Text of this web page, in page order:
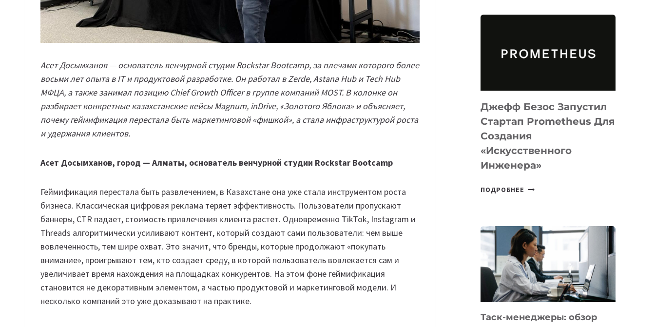
Асет Досымханов — основатель венчурной студии Rockstar Bootcamp, за плечами которого более
восьми лет опыта в IT и продуктовой разработке. Он работал в Zerde, Astana Hub и Tech Hub
МФЦА, а также занимал позицию Chief Growth Officer в группе компаний MOST. В колонке он
разбирает конкретные казахстанские кейсы Magnum, inDrive, «Золотого Яблока» и объясняет,
почему геймификация перестала быть маркетинговой «фишкой», а стала инфраструктурой роста
и удержания клиентов.
Асет Досымханов, город — Алматы, основатель венчурной студии Rockstar Bootcamp
Геймификация перестала быть развлечением, в Казахстане она уже стала инструментом роста
бизнеса. Классическая цифровая реклама теряет эффективность. Пользователи пропускают
баннеры, CTR падает, стоимость привлечения клиента растет. Одновременно TikTok, Instagram и
Threads алгоритмически усиливают контент, который создают сами пользователи: чем выше
вовлеченность, тем шире охват. Это значит, что бренды, которые продолжают «покупать
внимание», проигрывают тем, кто создает среду, в которой пользователь вовлекается сам и
увеличивает время нахождения на площадках конкурентов. На этом фоне геймификация
становится не декоративным элементом, а частью продуктовой и маркетинговой модели. И
несколько компаний это уже доказывают на практике.
ДЛЯ
И
LINUX
Джефф Безос Запустил
Стартап Prometheus Для
Создания
«искусственного
Инженера»
ПОДРОБНЕЕ ДЖЕФФ
PROMETHEUS
ДЛЯ
СОЗДАНИЯ
«ИСКУССТВЕННОГО
ИНЖЕНЕРА»
Таск-менеджеры: обзор